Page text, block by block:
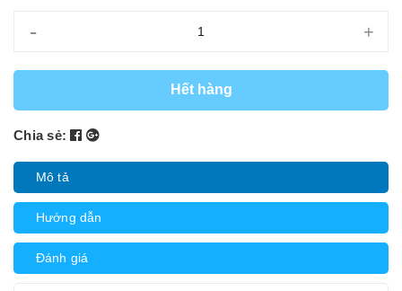
- +
Hết hàng
Chia sẻ:
Mô tả
Hướng dẫn
Đánh giá